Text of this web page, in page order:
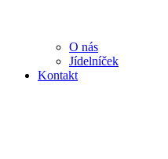
O nás
Jídelníček
Kontakt